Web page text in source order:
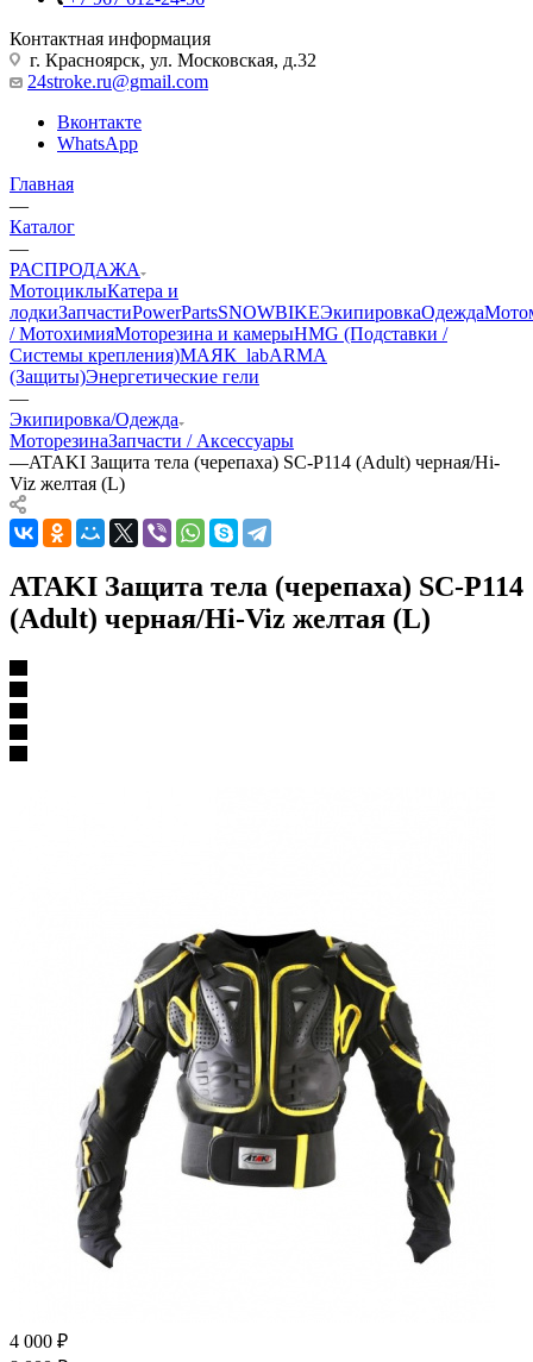
Контактная информация
г. Красноярск, ул. Московская, д.32
24stroke.ru@gmail.com
Вконтакте
WhatsApp
Главная
—
Каталог
—
РАСПРОДАЖА
МотоциклыКатера и
лодкиЗапчастиPowerPartsSNOWBIKEЭкипировкаОдежда
/ МотохимияМоторезина и камерыHMG (Подставки /
Системы крепления)МАЯК_labARMA
(Защиты)Энергетические гели
—
Экипировка/Одежда
МоторезинаЗапчасти / Аксессуары
—ATAKI Защита тела (черепаха) SC-P114 (Adult) черная/Hi-
Viz желтая (L)
ATAKI Защита тела (черепаха) SC-P114
(Adult) черная/Hi-Viz желтая (L)
4 000 ₽